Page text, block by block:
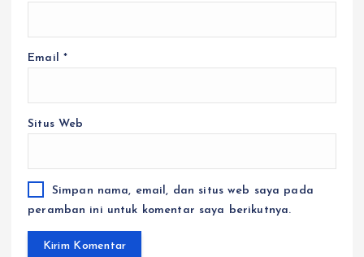
Email *
Situs Web
Simpan nama, email, dan situs web saya pada
peramban ini untuk komentar saya berikutnya.